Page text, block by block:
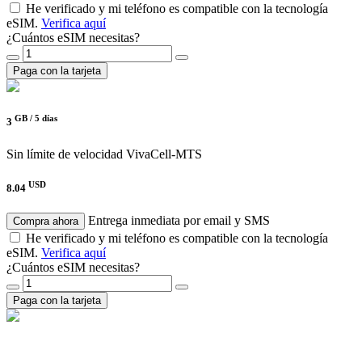
He verificado y mi teléfono es compatible con la tecnología
eSIM. Verifica aquí
¿Cuántos eSIM necesitas?
Paga con la tarjeta
3 GB / 5 días
Sin límite de velocidad VivaCell-MTS
8.04 USD
Compra ahora
Entrega inmediata por email y SMS
He verificado y mi teléfono es compatible con la tecnología
eSIM. Verifica aquí
¿Cuántos eSIM necesitas?
Paga con la tarjeta